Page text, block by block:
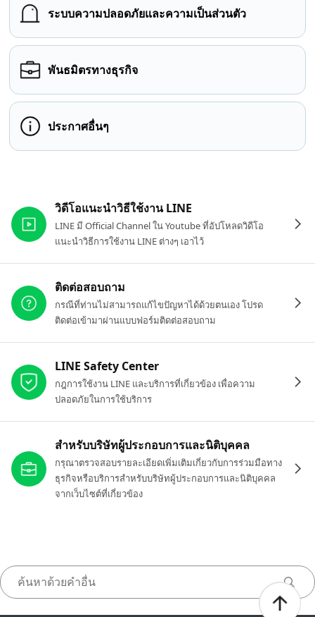
ระบบความปลอดภัยและความเป็นส่วนตัว
พันธมิตรทางธุรกิจ
ประกาศอื่นๆ
วิดีโอแนะนำวิธีใช้งาน LINE
LINE มี Official Channel ใน Youtube ที่อัปโหลดวิดีโอ
แนะนำวิธีการใช้งาน LINE ต่างๆ เอาไว้
ติดต่อสอบถาม
กรณีที่ท่านไม่สามารถแก้ไขปัญหาได้ด้วยตนเอง โปรด
ติดต่อเข้ามาผ่านแบบฟอร์มติดต่อสอบถาม
LINE Safety Center
กฎการใช้งาน LINE และบริการที่เกี่ยวข้อง เพื่อความ
ปลอดภัยในการใช้บริการ
สำหรับบริษัทผู้ประกอบการและนิติบุคคล
กรุณาตรวจสอบรายละเอียดเพิ่มเติมเกี่ยวกับการร่วมมือทาง
ธุรกิจหรือบริการสำหรับบริษัทผู้ประกอบการและนิติบุคคล
จากเว็บไซต์ที่เกี่ยวข้อง